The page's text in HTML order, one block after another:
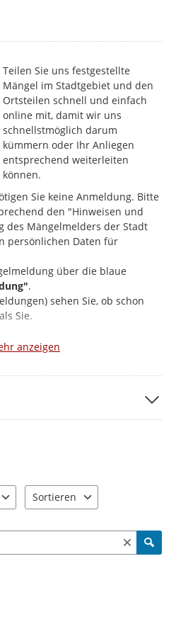
Teilen Sie uns festgestellte
Mängel im Stadtgebiet und den
Ortsteilen schnell und einfach
online mit, damit wir uns
schnellstmöglich darum
kümmern oder Ihr Anliegen
entsprechend weiterleiten
können.
Sie keine Anmeldung. Bitte
den "Hinweisen und
des Mängelmelders der Stadt
persönlichen Daten für
über die blaue
.
sehen Sie, ob schon
Sie.
werden 30 Tage nach deren
"Straßenbeleuchtung"
Stadtwerke Werdau GmbH
Link online übermittelt
anzeigen
Sortieren
Kommentaren